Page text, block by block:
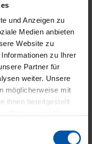
und Anzeigen zu
Medien anbieten
Website zu
zu Ihrer
Partner für
weiter. Unsere
möglicherweise mit
ihnen bereitgestellt
vielfältigen
Innenraum an –
Sie dabei.